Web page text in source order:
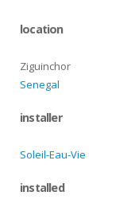
location
Ziguinchor
Senegal
installer
Soleil-Eau-Vie
installed